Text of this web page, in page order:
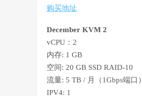
购买地址
December KVM 2
vCPU：2
内存: 1 GB
空间: 20 GB SSD RAID-10
流量: 5 TB / 月（1Gbps端口）
IPV4: 1